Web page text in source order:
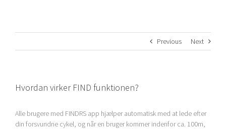
Previous Next
Hvordan virker FIND funktionen?
Alle brugere med FINDRS app hjælper automatisk med at lede efter
din forsvundne cykel, og når en bruger kommer indenfor ca. 100m,